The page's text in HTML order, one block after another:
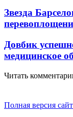
Звезда
Довбик
медицинское
Читать
Полная версия